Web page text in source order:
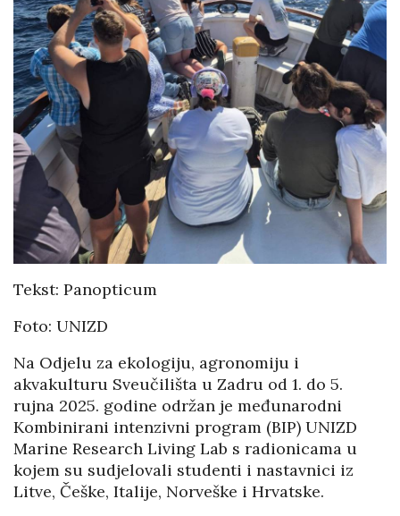
Tekst: Panopticum
Foto: UNIZD
Na Odjelu za ekologiju, agronomiju i
akvakulturu Sveučilišta u Zadru od 1. do 5.
rujna 2025. godine održan je međunarodni
Kombinirani intenzivni program (BIP) UNIZD
Marine Research Living Lab s radionicama u
kojem su sudjelovali studenti i nastavnici iz
Litve, Češke, Italije, Norveške i Hrvatske.